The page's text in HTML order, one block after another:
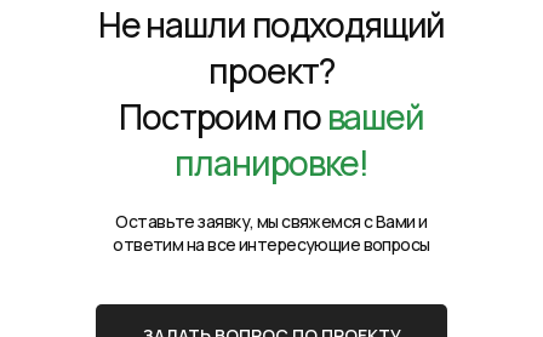
Не нашли подходящий
проект?
Построим повашей
планировке!
Оставьте заявку, мы свяжемся с Вами и
ответим на все интересующие вопросы